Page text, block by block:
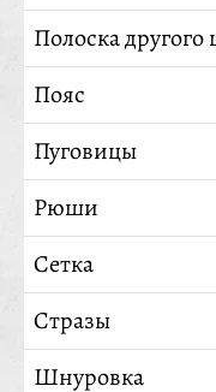
Полоска другого
Пояс
Пуговицы
Рюши
Сетка
Стразы
Шнуровка